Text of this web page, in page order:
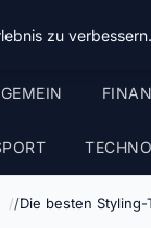
Die besten
zu